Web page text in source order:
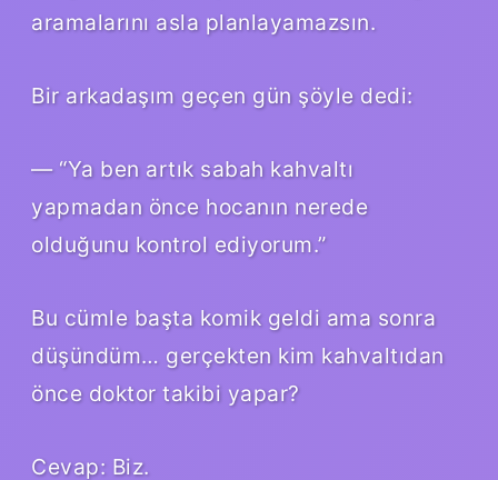
aramalarını asla planlayamazsın.
Bir arkadaşım geçen gün şöyle dedi:
— “Ya ben artık sabah kahvaltı
yapmadan önce hocanın nerede
olduğunu kontrol ediyorum.”
Bu cümle başta komik geldi ama sonra
düşündüm… gerçekten kim kahvaltıdan
önce doktor takibi yapar?
Cevap: Biz.